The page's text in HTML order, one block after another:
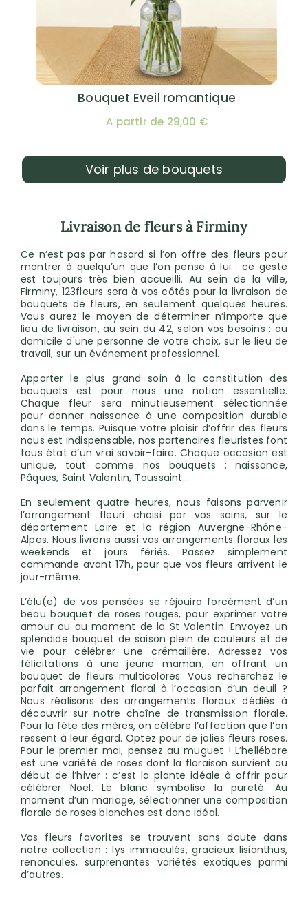
Bouquet Eveil romantique
A partir de 29,00 €
Voir plus de bouquets
Livraison de fleurs à Firminy
Ce n’est pas par hasard si l’on offre des fleurs pour
montrer à quelqu’un que l’on pense à lui : ce geste
est toujours très bien accueilli. Au sein de la ville,
Firminy, 123fleurs sera à vos côtés pour la livraison de
bouquets de fleurs, en seulement quelques heures.
Vous aurez le moyen de déterminer n’importe que
lieu de livraison, au sein du 42, selon vos besoins : au
domicile d'une personne de votre choix, sur le lieu de
travail, sur un événement professionnel.
Apporter le plus grand soin à la constitution des
bouquets est pour nous une notion essentielle.
Chaque fleur sera minutieusement sélectionnée
pour donner naissance à une composition durable
dans le temps. Puisque votre plaisir d’offrir des fleurs
nous est indispensable, nos partenaires fleuristes font
tous état d’un vrai savoir-faire. Chaque occasion est
unique, tout comme nos bouquets : naissance,
Pâques, Saint Valentin, Toussaint…
En seulement quatre heures, nous faisons parvenir
l’arrangement fleuri choisi par vos soins, sur le
département Loire et la région Auvergne-Rhône-
Alpes. Nous livrons aussi vos arrangements floraux les
weekends et jours fériés. Passez simplement
commande avant 17h, pour que vos fleurs arrivent le
jour-même.
L’élu(e) de vos pensées se réjouira forcément d’un
beau bouquet de roses rouges, pour exprimer votre
amour ou au moment de la St Valentin. Envoyez un
splendide bouquet de saison plein de couleurs et de
vie pour célébrer une crémaillère. Adressez vos
félicitations à une jeune maman, en offrant un
bouquet de fleurs multicolores. Vous recherchez le
parfait arrangement floral à l’occasion d’un deuil ?
Nous réalisons des arrangements floraux dédiés à
découvrir sur notre chaîne de transmission florale.
Pour la fête des mères, on célèbre l’affection que l’on
ressent à leur égard. Optez pour de jolies fleurs roses.
Pour le premier mai, pensez au muguet ! L’hellébore
est une variété de roses dont la floraison survient au
début de l’hiver : c’est la plante idéale à offrir pour
célébrer Noël. Le blanc symbolise la pureté. Au
moment d’un mariage, sélectionner une composition
florale de roses blanches est donc idéal.
Vos fleurs favorites se trouvent sans doute dans
notre collection : lys immaculés, gracieux lisianthus,
renoncules, surprenantes variétés exotiques parmi
d’autres.